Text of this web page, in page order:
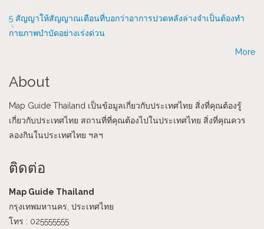
5 สัญญาให้สัญญาณเตือนที่บอกว่าอาการปวดหลังล่างจำเป็นต้องทำ
กายภาพบำบัดอย่างเร่งด่วน
More
About
Map Guide Thailand เป็นข้อมูลเกี่ยวกับประเทศไทย สิ่งที่คุณต้องรู้
เกี่ยวกับประเทศไทย สถานที่ที่คุณต้องไปในประเทศไทย สิ่งที่คุณควร
ลองกินในประเทศไทย ฯลฯ
ติดต่อ
Map Guide Thailand
กรุงเทพมหานคร, ประเทศไทย
โทร : 025555555